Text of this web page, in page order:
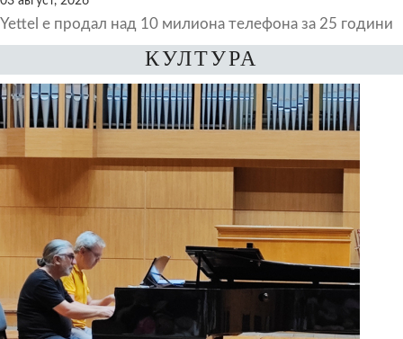
Yettel е продал над 10 милиона телефона за 25 години
КУЛТУРА